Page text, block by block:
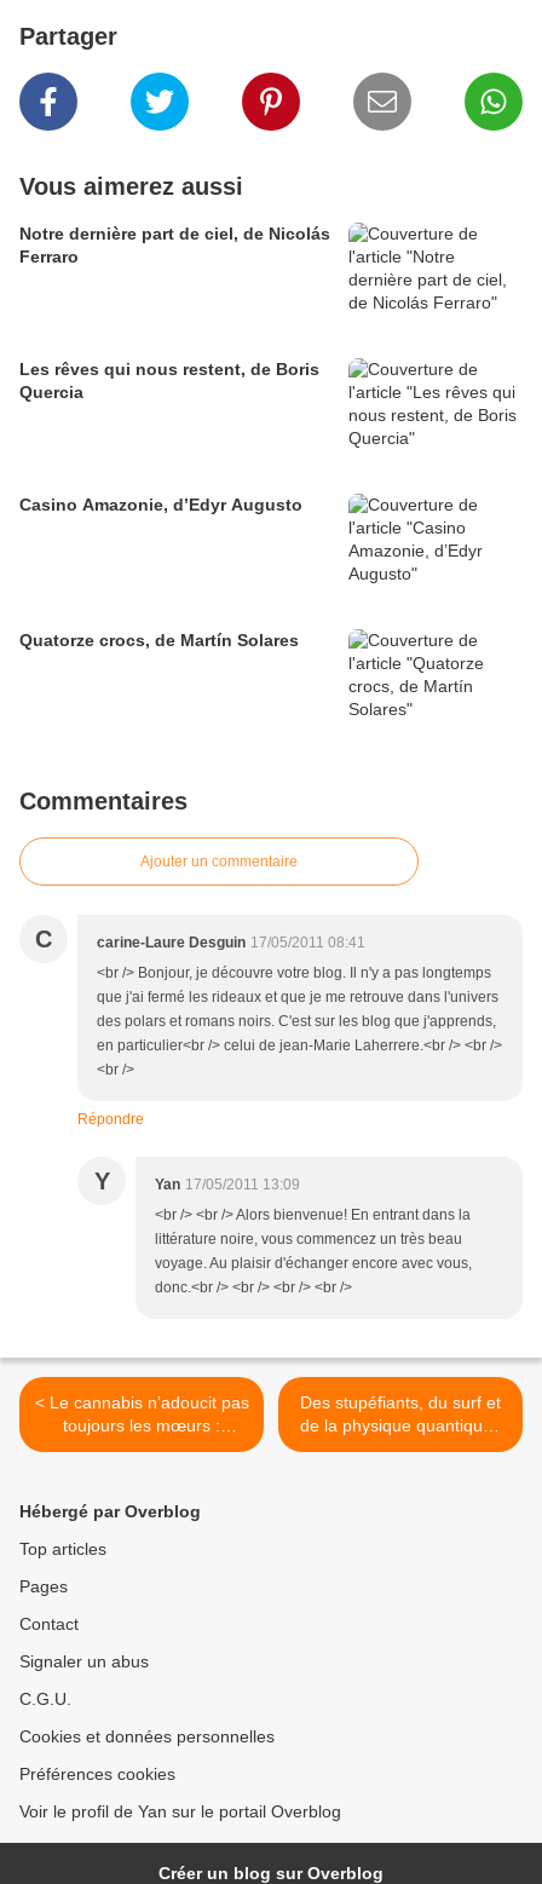
Partager
Vous aimerez aussi
Notre dernière part de ciel, de Nicolás
Ferraro
Les rêves qui nous restent, de Boris
Quercia
Casino Amazonie, d’Edyr Augusto
Quatorze crocs, de Martín Solares
Commentaires
Ajouter un commentaire
C carine-Laure Desguin 17/05/2011 08:41
<br /> Bonjour, je découvre votre blog. Il n'y a pas longtemps
que j'ai fermé les rideaux et que je me retrouve dans l'univers
des polars et romans noirs. C'est sur les blog que j'apprends,
en particulier<br /> celui de jean-Marie Laherrere.<br /> <br />
<br />
Répondre
Y Yan 17/05/2011 13:09
<br /> <br /> Alors bienvenue! En entrant dans la
littérature noire, vous commencez un très beau
voyage. Au plaisir d'échanger encore avec vous,
donc.<br /> <br /> <br /> <br />
< Le cannabis n’adoucit pas
toujours les mœurs :
Savages de Don Winslow
Des stupéfiants, du surf et
de la physique quantique :
le théorème de Weisbecker
Hébergé par Overblog
Top articles
Pages
Contact
Signaler un abus
C.G.U.
Cookies et données personnelles
Préférences cookies
Voir le profil de Yan sur le portail Overblog
Créer un blog sur Overblog